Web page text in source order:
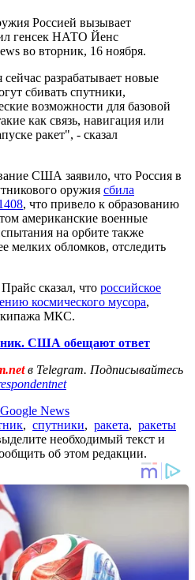
Россией вызывает
генсек НАТО Йенс
во вторник, 16 ноября.
разрабатывает новые
сбивать спутники,
возможности для базовой
как связь, навигация или
ракет", - сказал
США заявило, что Россия в
оружия сбила
, что привело к образованию
американские военные
на орбите также
мелких обломков, отследить
сказал, что российское
космического мусора,
МКС.
США обещают ответ
в Telegram. Подписывайтесь
News
, спутники, ракета, ракеты
необходимый текст и
об этом редакции.